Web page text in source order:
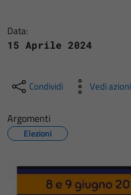
Data:
15 Aprile 2024
Condividi Vedi azioni
Argomenti
Elezioni